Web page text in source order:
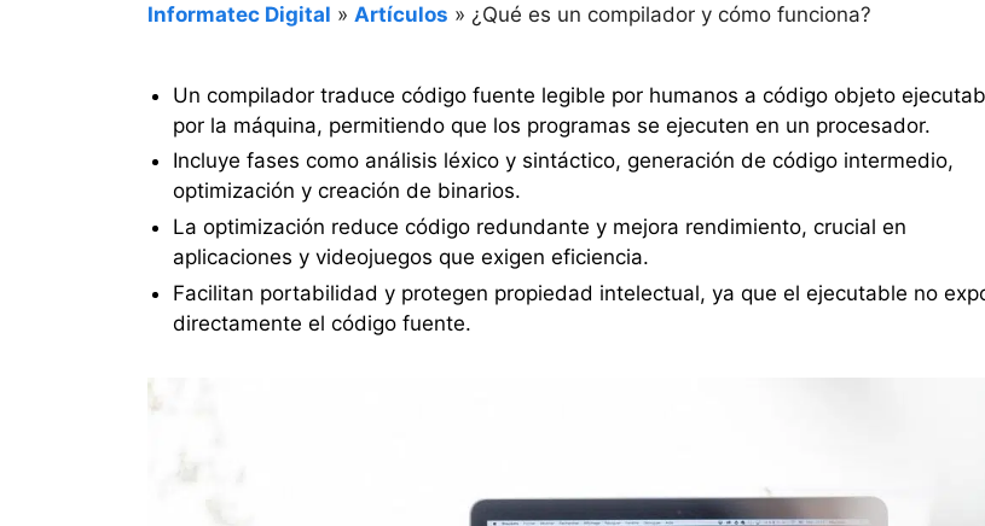
Informatec Digital » Artículos » ¿Qué es un compilador y cómo funciona?
Un compilador traduce código fuente legible por humanos a código objeto
por la máquina, permitiendo que los programas se ejecuten en un procesador.
Incluye fases como análisis léxico y sintáctico, generación de código intermedio,
optimización y creación de binarios.
La optimización reduce código redundante y mejora rendimiento, crucial en
aplicaciones y videojuegos que exigen eficiencia.
Facilitan portabilidad y protegen propiedad intelectual, ya que el ejecutable no
directamente el código fuente.